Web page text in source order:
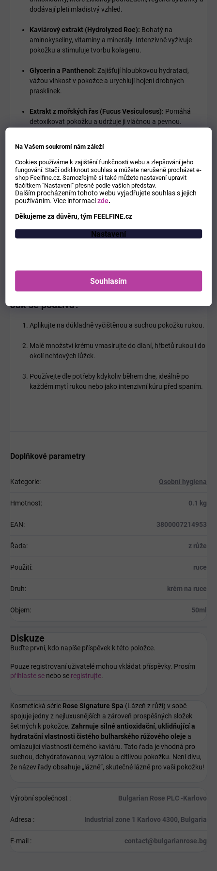
Na Vašem soukromí nám záleží
Cookies používáme k zajištění funkčnosti webu a zlepšování jeho
fungování. Stačí odkliknout souhlas a můžete nerušeně procházet e-
shop Feelfine.cz. Samozřejmě si také můžete nastavení upravit
tlačítkem "Nastavení" přesně podle vašich představ.
Dalším procházením tohoto webu vyjadřujete souhlas s jejich
používáním.Více informacízde
Děkujeme za důvěru, tým FEELFINE.cz
Nastavení
Souhlasím
dodávají pleti mladistvý vzhled.
Kaviárový extrakt (Hydrolyzed Roe): Bohatý na
aminokyseliny, vitamíny a minerály. Intenzivně vyživuje
pokožku a stimuluje tvorbu kolagenu.
Glycerin a Panthenol: Zajišťují hloubkovou hydrataci,
vážou vlhkost v pokožce a urychlují hojení drobných
prasklinek.
Extrakt z mořských řas (Fucus Vesiculosus): Pomáhá
detoxikovat pokožku a udržuje ji vláčnou a pevnou.
Pro koho je krém vhodný?
Pro osoby sesuchou a popraskanou pokožkourukou.
Pro každého, kdo hledá účinnou péči o ruce (prevence
stařeckých skvrn a vrásek).
Pro milovníky luxusních květinových vůní.
Jak se používá?
Aplikujte na důkladně vyčištěnou a suchou pokožku rukou.
Malé množství krému vmasírujte do dlaní, hřbetů rukou i do
okolí nehtových lůžek.
Používejte dle potřeby kdykoliv během dne, ideálně po
každém mytí rukou nebo jako intenzivní kúru před spaním.
Doplňkové parametry
Kategorie: Osobní hygiena
Hmotnost: 0.1 kg
EAN: 3800007214953
Řada: z růže
Použití: ruce
Druh: krém na ruce
Objem: 50ml
Diskuze
Buďte první, kdo napíše příspěvek k této položce.
Pouze registrovaní uživatelé mohou vkládat příspěvky. Prosím
přihlaste se nebo se registrujte.
Kosmetická série Rose Signature Spa (Lázeň z růží) v sobě
spojuje jedny z nejluxusnějších a zároveň prospěšných složek
šetrných k pokožce. Zahrnuje silné antioxidační, uklidňující a
hydratační vlastnosti čistého bulharského růžového oleje a
omlazující vlastnosti černého kaviáru. Tato řada je vhodná pro
suchou, dehydratovanou, vyzrálou a citlivou pokožku. Není divu,
že název řady obsahuje „lázně“, skutečné lázně pro vaši pokožku!
Výrobní společnost : Bulgarian Rose PLC -Karlovo
Adresa : Industrial zone 1 Karlovo 4300, Bulgaria
E-mail : contact@bulgarianrose.bg